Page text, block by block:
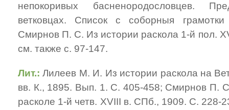
непокоривых басненородословцев.
ветковцах. Список с соборныя
Смирнов П. С. Из истории раскола 1-й пол.
см. также с. 97-147.
Лит.: Лилеев М. И. Из истории раскола на
вв. К., 1895. Вып. 1. С. 405-458; Смирнов П.
расколе 1-й четв. XVIII в. СПб., 1909. С.